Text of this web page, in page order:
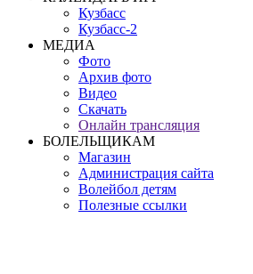
Кузбасс
Кузбасс-2
МЕДИА
Фото
Архив фото
Видео
Скачать
Онлайн трансляция
БОЛЕЛЬЩИКАМ
Магазин
Администрация сайта
Волейбол детям
Полезные ссылки